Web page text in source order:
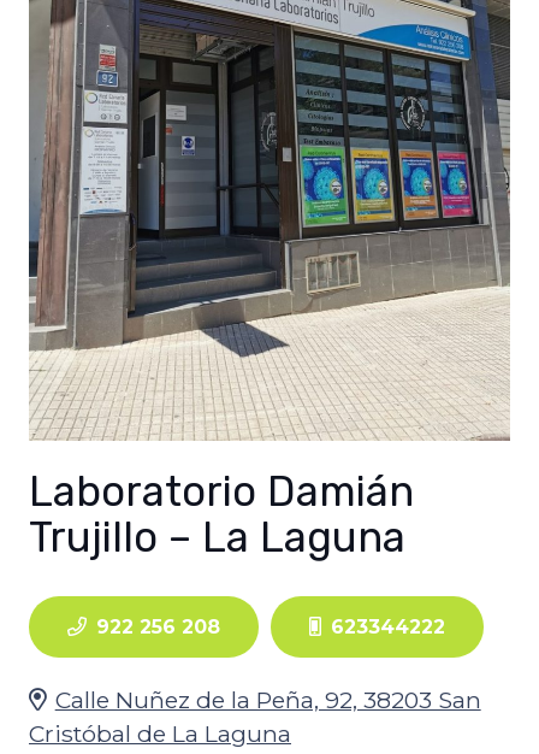
Laboratorio Damián
Trujillo – La Laguna
922 256 208 623344222
Calle Nuñez de la Peña, 92, 38203 San
Cristóbal de La Laguna